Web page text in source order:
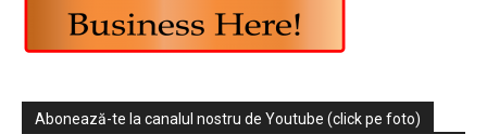
Abonează-te la canalul nostru de Youtube (click pe foto)